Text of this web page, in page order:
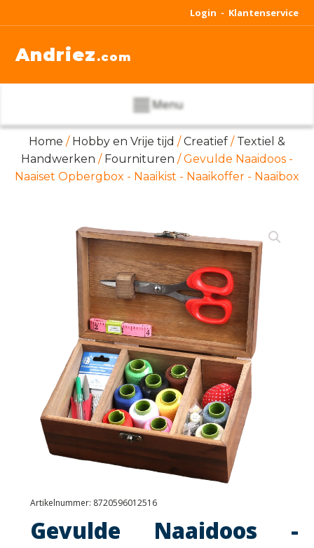
Login - Klantenservice
Andriez .com
Menu
Home / Hobby en Vrije tijd /Creatief / Textiel &
Handwerken / Fournituren / Gevulde Naaidoos -
Naaiset Opbergbox - Naaikist - Naaikoffer - Naaibox
Artikelnummer: 8720596012516
Gevulde Naaidoos -